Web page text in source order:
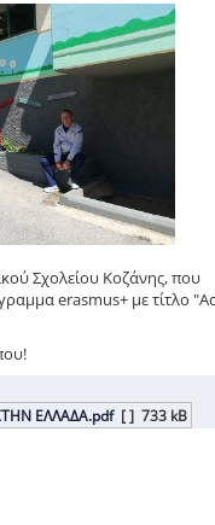
Σχολείου Κοζάνης, που
erasmus+ με τίτλο
ΕΛΛΑΔΑ.pdf [ ] 733 kB